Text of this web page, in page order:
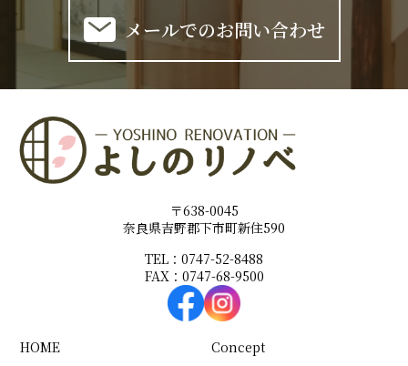
メールでのお問い合わせ
〒638-0045
奈良県吉野郡下市町新住590
TEL：0747-52-8488
FAX：0747-68-9500
HOME
Concept